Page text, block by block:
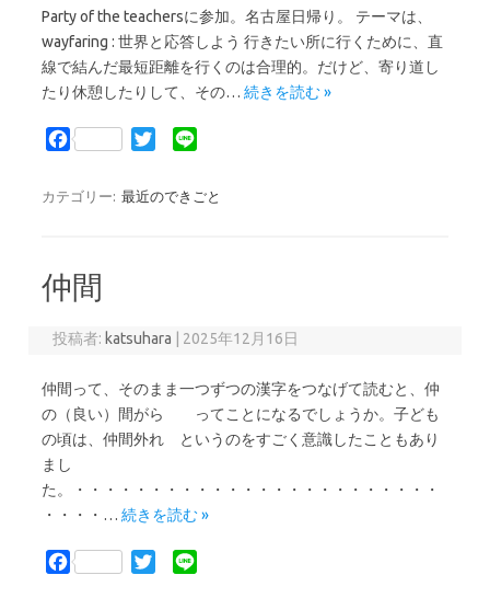
Party of the teachersに参加。名古屋日帰り。 テーマは、
wayfaring : 世界と応答しよう 行きたい所に行くために、直
線で結んだ最短距離を行くのは合理的。だけど、寄り道し
たり休憩したりして、その… 続きを読む »
F
o
k
i
n
カテゴリー: 最近のできごと
仲間
投稿者: katsuhara 2025年12月16日
仲間って、そのまま一つずつの漢字をつなげて読むと、仲
の（良い）間がら ってことになるでしょうか。子ども
の頃は、仲間外れ というのをすごく意識したこともあり
まし
た。・・・・・・・・・・・・・・・・・・・・・・・・
・・・・… 続きを読む »
F